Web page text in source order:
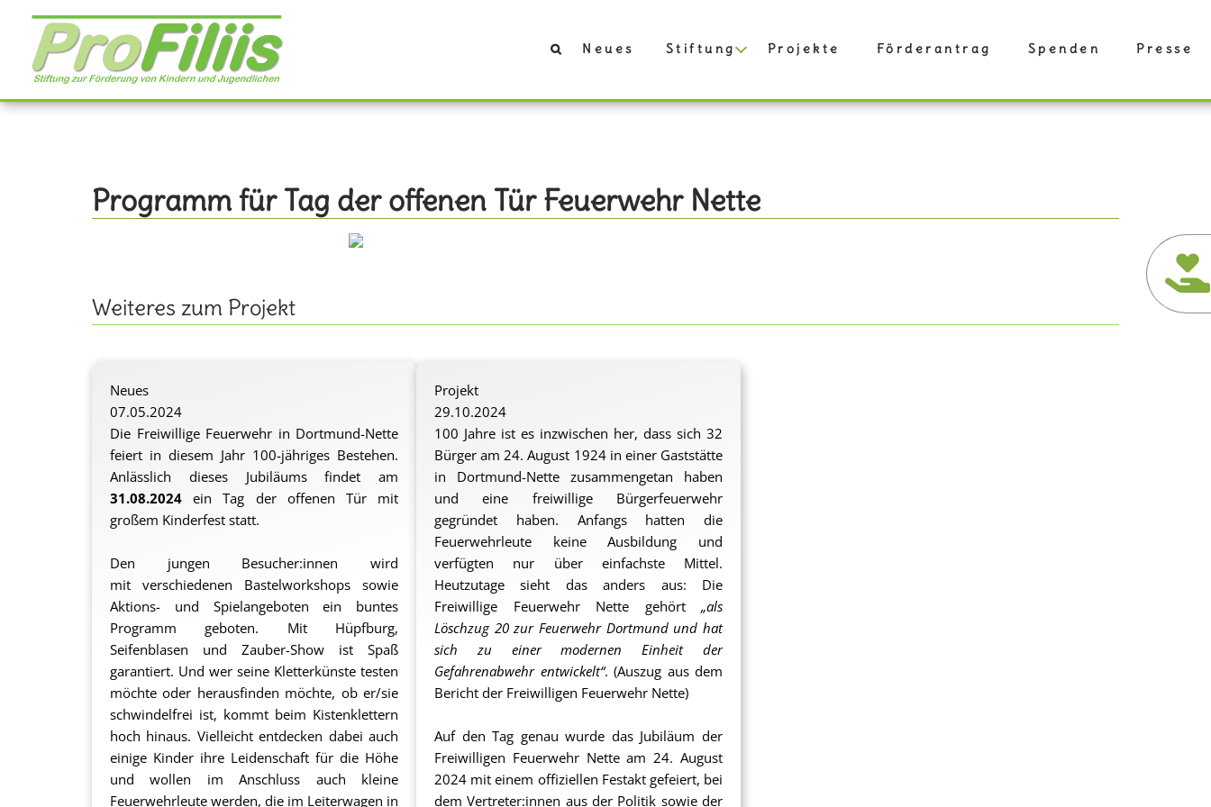
Direkt
Inhalt
Neues Stiftung Projekte Förderantrag Spenden Presse
Programm für Tag der offenen Tür Feuerwehr Nette
Weiteres zum Projekt
Neues
07.05.2024
Die Freiwillige Feuerwehr in Dortmund-Nette
feiert in diesem Jahr 100-jähriges Bestehen.
Anlässlich dieses Jubiläums findet am
31.08.2024 ein Tag der offenen Tür mit
großem Kinderfest statt.
Den jungen Besucher:innen wird
mit verschiedenen Bastelworkshops sowie
Aktions- und Spielangeboten ein buntes
Programm geboten. Mit Hüpfburg,
Seifenblasen und Zauber-Show ist Spaß
garantiert. Und wer seine Kletterkünste testen
möchte oder herausfinden möchte, ob er/sie
schwindelfrei ist, kommt beim Kistenklettern
hoch hinaus. Vielleicht entdecken dabei auch
einige Kinder ihre Leidenschaft für die Höhe
und wollen im Anschluss auch kleine
Feuerwehrleute werden, die im Leiterwagen in
Projekt
29.10.2024
100 Jahre ist es inzwischen her, dass sich 32
Bürger am 24. August 1924 in einer Gaststätte
in Dortmund-Nette zusammengetan haben
und eine freiwillige Bürgerfeuerwehr
gegründet haben. Anfangs hatten die
Feuerwehrleute keine Ausbildung und
verfügten nur über einfachste Mittel.
Heutzutage sieht das anders aus: Die
Freiwillige Feuerwehr Nette gehört „als
Löschzug 20 zur Feuerwehr Dortmund und hat
sich zu einer modernen Einheit der
Gefahrenabwehr entwickelt“. (Auszug aus dem
Bericht der Freiwilligen Feuerwehr Nette)
Auf den Tag genau wurde das Jubiläum der
Freiwilligen Feuerwehr Nette am 24. August
2024 mit einem offiziellen Festakt gefeiert, bei
dem Vertreter:innen aus der Politik sowie der